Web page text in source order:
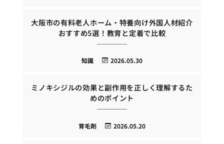
大阪市の有料老人ホーム・特養向け外国人材紹介
おすすめ5選！教育と定着で比較
2026.05.30
知識
ミノキシジルの効果と副作用を正しく理解するた
めのポイント
2026.05.20
育毛剤